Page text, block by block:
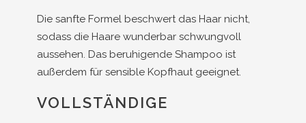
Die sanfte Formel beschwert das Haar nicht,
sodass die Haare wunderbar schwungvoll
aussehen. Das beruhigende Shampoo ist
außerdem für sensible Kopfhaut geeignet.
VOLLSTÄNDIGE